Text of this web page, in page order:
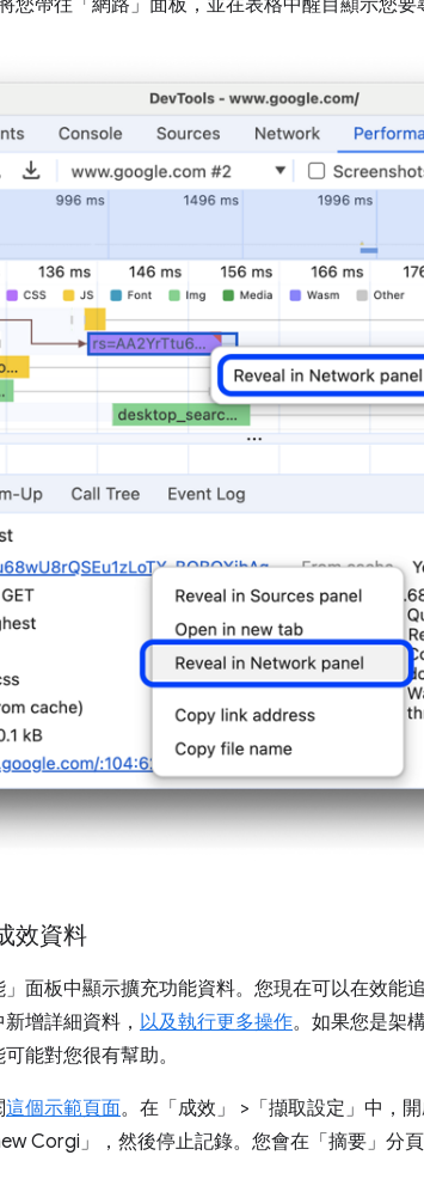
您帶往「網路」 面板，並在表格中醒目顯示您要
效資料
面板中顯示擴充功能資料。您現在可以在效能
增詳細資料， 以及執行更多操作。如果您是架
能對您很有幫助。
這個示範頁面。在「成效」 >「擷取設定」 中，開
Corgi」
，然後停止記錄。您會在「摘要」 分